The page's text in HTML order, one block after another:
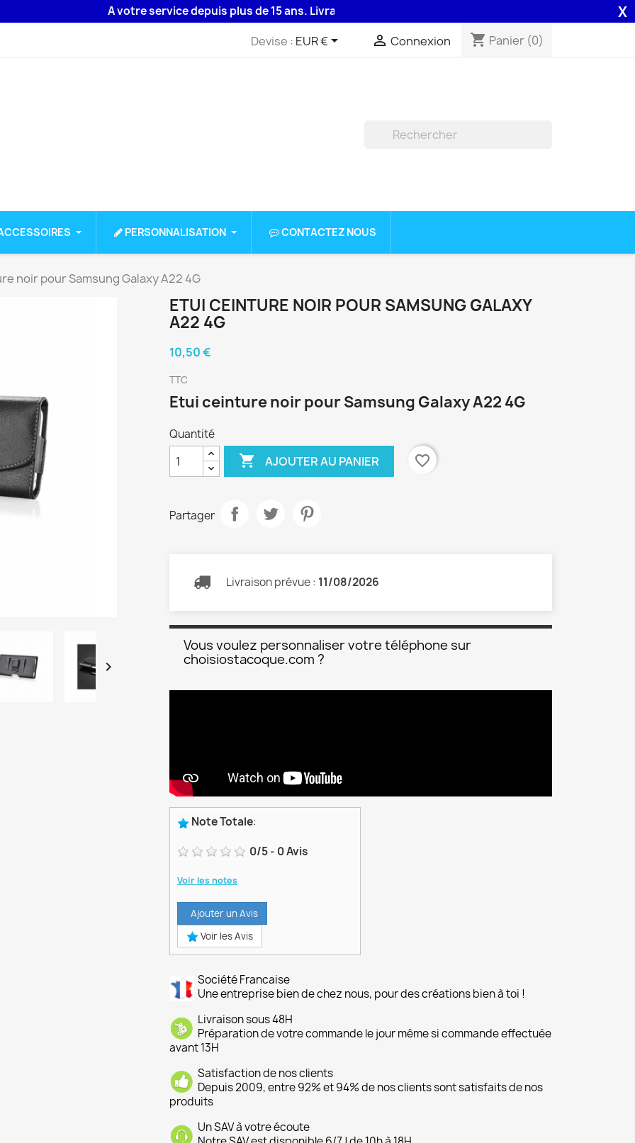
A votre service depuis plus de 15 ans. Livraison 48H assurée par la Poste . X
Devise : EUR €  Connexion shopping_cart Panier (0)
PERSONNALISATION CONTACTEZ NOUS
noir pour Samsung Galaxy A22 4G

ETUI CEINTURE NOIR POUR SAMSUNG GALAXY
A22 4G
10,50 €
TTC
Etui ceinture noir pour Samsung Galaxy A22 4G
Quantité
 AJOUTER AU PANIER favorite_border
Partager
Livraison prévue : 11/08/2026
Vous voulez personnaliser votre téléphone sur
choisiostacoque.com ?
Note Totale:
0/5- 0Avis
Voir les notes
Ajouter un Avis
Voir les Avis
Société Francaise
Une entreprise bien de chez nous, pour des créations bien à toi !
Livraison sous 48H
Préparation de votre commande le jour même si commande effectuée
avant 13H
Satisfaction de nos clients
Depuis 2009, entre 92% et 94% de nos clients sont satisfaits de nos
produits
Un SAV à votre écoute